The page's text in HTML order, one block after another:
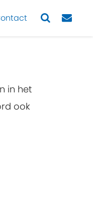
in het
ook